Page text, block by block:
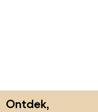
Ontdek,